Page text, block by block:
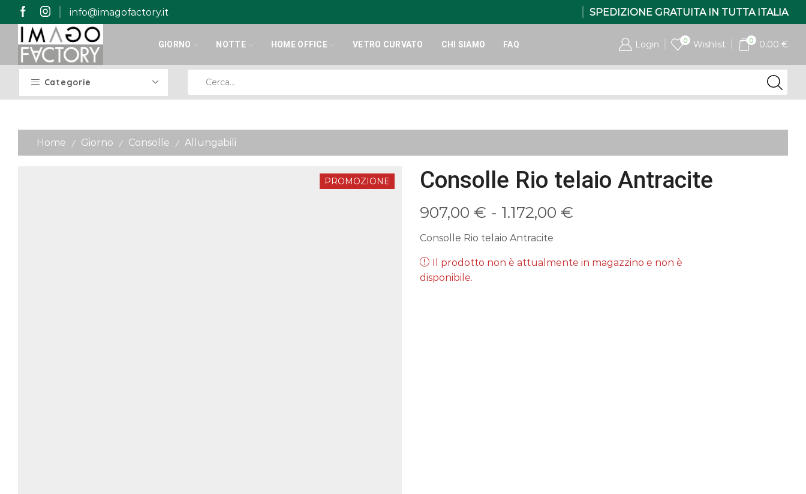
info@imagofactory.it SPEDIZIONE GRATUITA IN TUTTA ITALIA
GIORNO NOTTE HOME OFFICE VETRO CURVATO CHI SIAMO FAQ Login 0 Wishlist 0 0,00 €
Categorie
input
Home / Giorno / Consolle / Allungabili
PROMOZIONE Consolle Rio telaio Antracite
907,00 € - 1.172,00 €
prezzo:
Consolle Rio telaio Antracite
Il prodotto non è attualmente in magazzino e non è
disponibile.